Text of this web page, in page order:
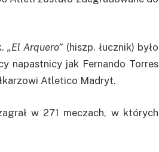
„El Arquero” (hiszp. łucznik) było
napastnicy jak Fernando Torres
Atletico Madryt.
w 271 meczach, w których